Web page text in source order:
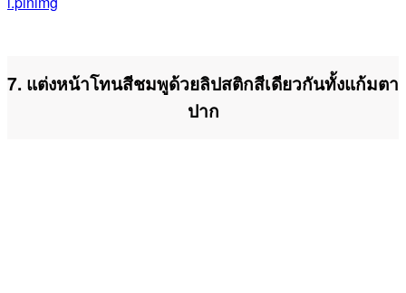
7. แต่งหน้าโทนสีชมพูด้วยลิปสติกสีเดียวกันทั้งแก้มตา
ปาก